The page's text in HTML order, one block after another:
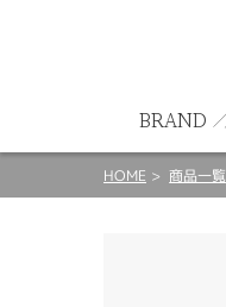
BRAND
HOME 商品一覧